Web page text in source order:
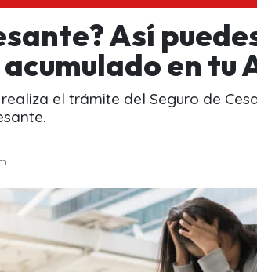
Así
en tu
el trámite del Seguro de